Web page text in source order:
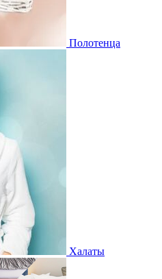
Полотенца
Халаты